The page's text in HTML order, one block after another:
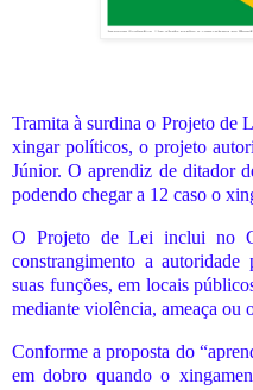
Tramita à surdina o Projeto de
xingar políticos, o projeto
Júnior. O aprendiz de ditador
podendo chegar a 12 caso o
O Projeto de Lei inclui no
constrangimento a
suas funções, em locais
mediante violência, ameaça ou
Conforme a proposta do
em dobro quando o